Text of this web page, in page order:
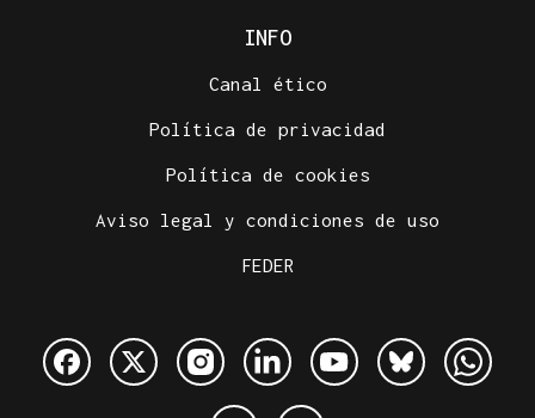
INFO
Canal ético
Política de privacidad
Política de cookies
Aviso legal y condiciones de uso
FEDER